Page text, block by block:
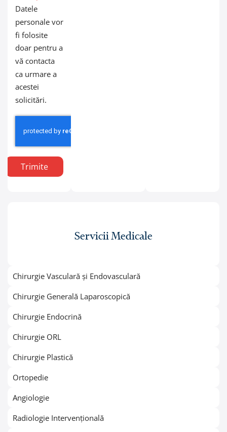
Servicii Medicale
Chirurgie Vasculară și Endovasculară
Chirurgie Generală Laparoscopică
Chirurgie Endocrină
Chirurgie ORL
Chirurgie Plastică
Ortopedie
Angiologie
Radiologie Intervențională
Datele
personale vor
fi folosite
doar pentru a
vă contacta
ca urmare a
acestei
solicitări.
Trimite